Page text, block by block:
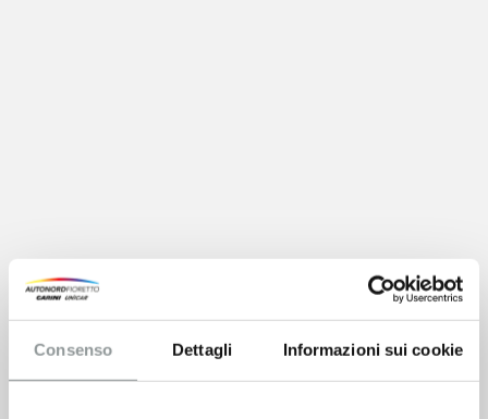
Consenso Dettagli Informazioni sui cookie